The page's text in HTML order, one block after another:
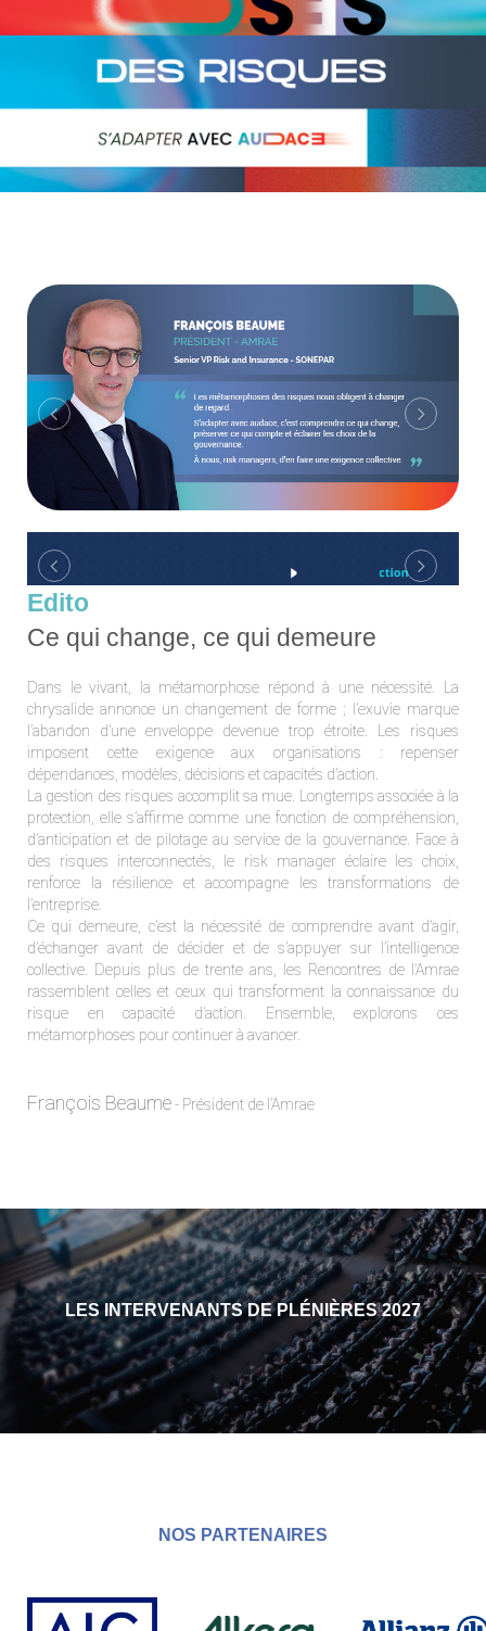
Previous Next
Previous Next
Edito
Ce qui change, ce qui demeure
Dans le vivant, la métamorphose répond à une nécessité. La
chrysalide annonce un changement de forme ; l’exuvie marque
l’abandon d’une enveloppe devenue trop étroite. Les risques
imposent cette exigence aux organisations : repenser
dépendances, modèles, décisions et capacités d’action.
La gestion des risques accomplit sa mue. Longtemps associée à la
protection, elle s’affirme comme une fonction de compréhension,
d’anticipation et de pilotage au service de la gouvernance. Face à
des risques interconnectés, le risk manager éclaire les choix,
renforce la résilience et accompagne les transformations de
l’entreprise.
Ce qui demeure, c’est la nécessité de comprendre avant d’agir,
d’échanger avant de décider et de s’appuyer sur l’intelligence
collective. Depuis plus de trente ans, les Rencontres de l’Amrae
rassemblent celles et ceux qui transforment la connaissance du
risque en capacité d’action. Ensemble, explorons ces
métamorphoses pour continuer à avancer.
François Beaume- Président de l’Amrae
LES INTERVENANTS DE PLÉNIÈRES 2027
NOS PARTENAIRES